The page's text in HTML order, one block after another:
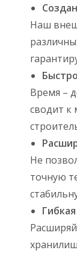
Наш
Время –
сводит к
Не
точную